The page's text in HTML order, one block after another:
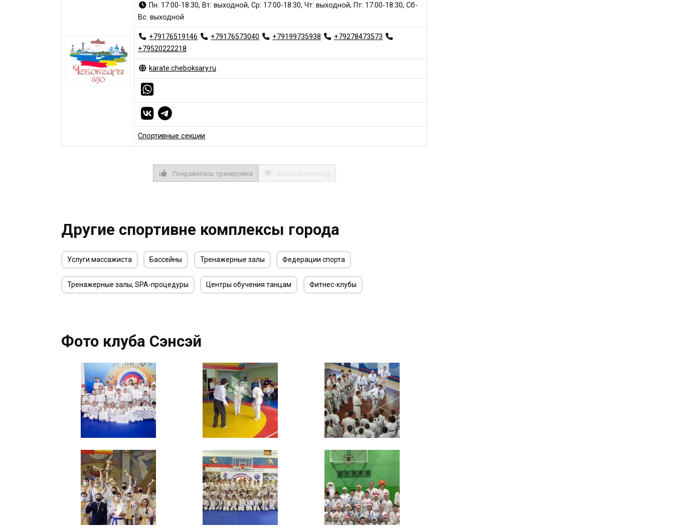
Пн: 17:00-18:30, Вт: выходной, Ср: 17:00-18:30, Чт: выходной, Пт: 17:00-18:30, Сб-
Вс: выходной
+79176519146 +79176573040 +79199735938
+79278473573
+79520222218
karate.cheboksary.ru
Спортивные секции
Понравилась тренировка
Другие спортивне комплексы города
Услуги массажиста Бассейны Тренажерные залы Федерации спорта
Тренажерные залы, SPA-процедуры Центры обучения танцам Фитнес-клубы
Фото клуба Сэнсэй